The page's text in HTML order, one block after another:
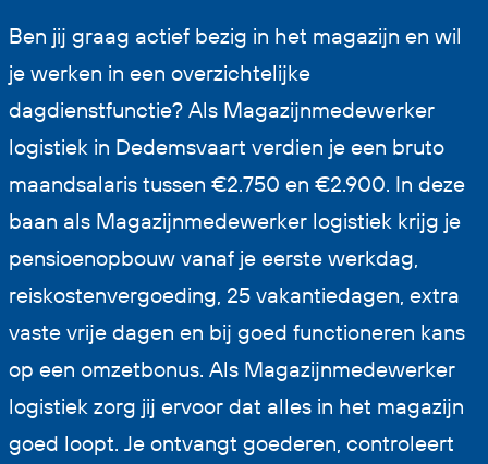
Ben jij graag actief bezig in het magazijn en wil
je werken in een overzichtelijke
dagdienstfunctie? Als Magazijnmedewerker
logistiek in Dedemsvaart verdien je een bruto
maandsalaris tussen €2.750 en €2.900. In deze
baan als Magazijnmedewerker logistiek krijg je
pensioenopbouw vanaf je eerste werkdag,
reiskostenvergoeding, 25 vakantiedagen, extra
vaste vrije dagen en bij goed functioneren kans
op een omzetbonus. Als Magazijnmedewerker
logistiek zorg jij ervoor dat alles in het magazijn
goed loopt. Je ontvangt goederen, controleert